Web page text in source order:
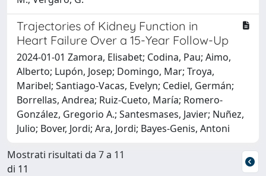
Trajectories of Kidney Function in
Heart Failure Over a 15-Year Follow-Up
2024-01-01 Zamora, Elisabet; Codina, Pau; Aimo,
Alberto; Lupón, Josep; Domingo, Mar; Troya,
Maribel; Santiago-Vacas, Evelyn; Cediel, Germán;
Borrellas, Andrea; Ruiz-Cueto, María; Romero-
González, Gregorio A.; Santesmases, Javier; Nuñez,
Julio; Bover, Jordi; Ara, Jordi; Bayes-Genis, Antoni
Mostrati risultati da 7 a 11
di 11